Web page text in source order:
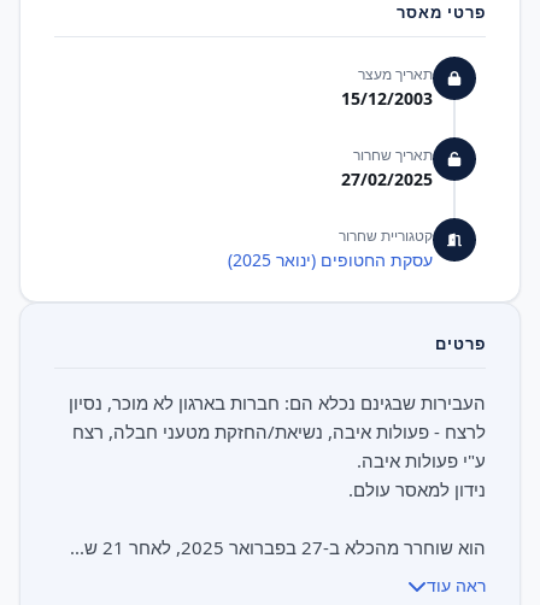
פרטי מאסר
תאריך מעצר
15/12/2003
תאריך שחרור
27/02/2025
קטגוריית שחרור
עסקת החטופים (ינואר 2025)
פרטים
העבירות שבגינם נכלא הם: חברות בארגון לא מוכר, נסיון
לרצח - פעולות איבה, נשיאת/החזקת מטעני חבלה, רצח
הוא שוחרר מהכלא ב-27 בפברואר 2025, לאחר 21 ש...
ראה עוד